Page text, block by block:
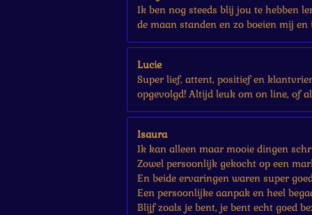
Ik ben nog steeds blij jou te hebben
de maan standen en zo boeien mij
Lucie
Super lief, attent, positief en
opgevolgd! Altijd leuk om on line, of
Isaura
Ik kan alleen maar mooie dingen
Zowel persoonlijk gekocht op een
En beide ervaringen waren super
Een persoonlijke aanpak en heel
Blijf zoals je bent, je bent echt goed